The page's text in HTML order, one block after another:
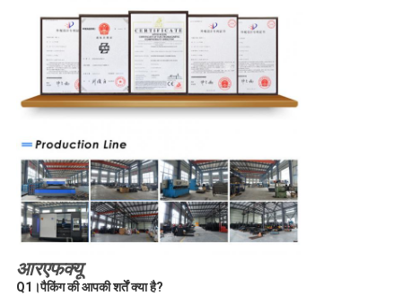
आरएफक्यू
Q1।पैकिंग की आपकी शर्तें क्या है?